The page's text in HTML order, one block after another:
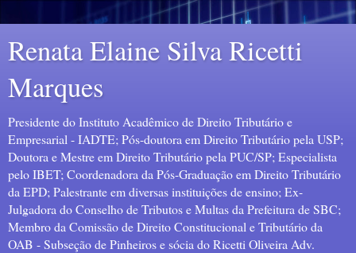
Renata Elaine Silva Ricetti
Marques
Presidente do Instituto Acadêmico de Direito Tributário e
Empresarial - IADTE; Pós-doutora em Direito Tributário pela USP;
Doutora e Mestre em Direito Tributário pela PUC/SP; Especialista
pelo IBET; Coordenadora da Pós-Graduação em Direito Tributário
da EPD; Palestrante em diversas instituições de ensino; Ex-
Julgadora do Conselho de Tributos e Multas da Prefeitura de SBC;
Membro da Comissão de Direito Constitucional e Tributário da
OAB - Subseção de Pinheiros e sócia do Ricetti Oliveira Adv.